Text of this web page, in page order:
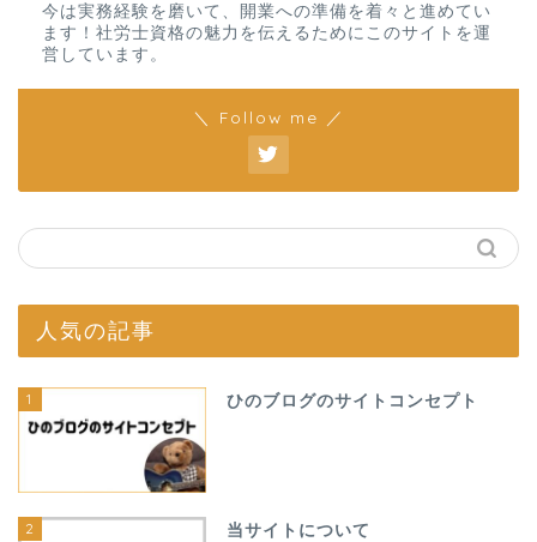
今は実務経験を磨いて、開業への準備を着々と進めてい
ます！社労士資格の魅力を伝えるためにこのサイトを運
営しています。
＼ Follow me ／
人気の記事
1 ひのブログのサイトコンセプト
2 当サイトについて